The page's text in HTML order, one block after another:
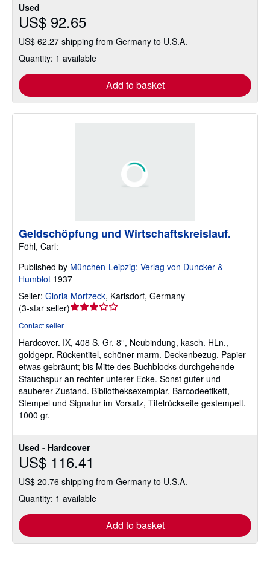
Used
US$ 92.65
US$ 62.27 shipping from Germany to U.S.A.
Quantity: 1 available
Add to basket
Used - Hardcover
US$ 116.41
US$ 20.76 shipping from Germany to U.S.A.
Quantity: 1 available
Add to basket
Geldschöpfung und Wirtschaftskreislauf.
Föhl, Carl:
Published by München-Leipzig: Verlag von Duncker &
Humblot 1937
Seller: Gloria Mortzeck, Karlsdorf, Germany
(3-star seller)Seller
out
of
5
stars
Contact seller
Hardcover. IX, 408 S. Gr. 8°, Neubindung, kasch. HLn.,
goldgepr. Rückentitel, schöner marm. Deckenbezug. Papier
etwas gebräunt; bis Mitte des Buchblocks durchgehende
Stauchspur an rechter unterer Ecke. Sonst guter und
sauberer Zustand. Bibliotheksexemplar, Barcodeetikett,
Stempel und Signatur im Vorsatz, Titelrückseite gestempelt.
1000 gr.